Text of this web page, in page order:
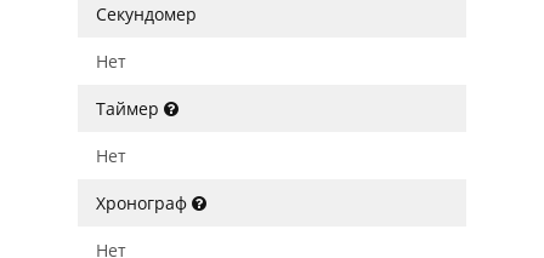
Секундомер
Нет
Таймер
Нет
Хронограф
Нет